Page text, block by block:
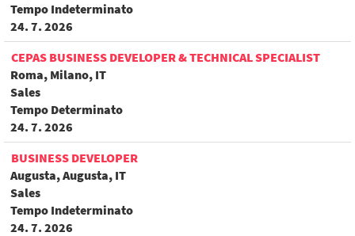
Tempo Indeterminato
24. 7. 2026
CEPAS BUSINESS DEVELOPER & TECHNICAL SPECIALIST
Roma, Milano, IT
Sales
Tempo Determinato
24. 7. 2026
BUSINESS DEVELOPER
Augusta, Augusta, IT
Sales
Tempo Indeterminato
24. 7. 2026